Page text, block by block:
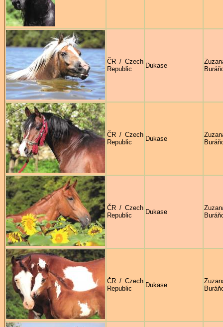
ČR / Czech
Republic
Dukase
ČR / Czech
Republic
Dukase
ČR / Czech
Republic
Dukase
ČR / Czech
Republic
Dukase